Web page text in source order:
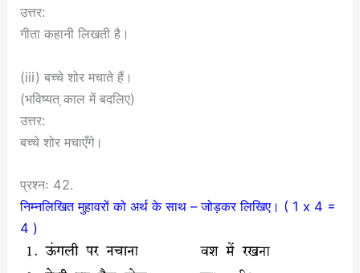
उत्तर:
गीता कहानी लिखती है।
(iii) बच्चे शोर मचाते हैं।
(भविष्यत् काल में बदलिए)
उत्तर:
बच्चे शोर मचाएँगे।
प्रश्नः 42.
निम्नलिखित मुहावरों को अर्थ के साथ – जोड़कर लिखिए। ( 1 x 4 =
4 )